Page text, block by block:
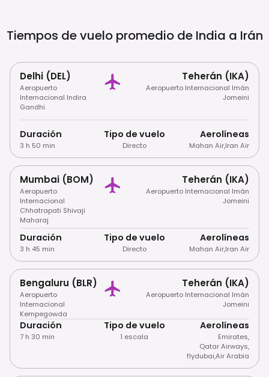
Hombres) Y La Prohibición Del Alcohol. Las
No Son Aceptadas; El Efectivo (USD/EUR) Es
Esencial.
Tiempos de vuelo promedio de India a Irán
Delhi (DEL)
Aeropuerto
Internacional Indira
Gandhi
Teherán (IKA)
Aeropuerto Internacional Imán
Jomeini
Duración
3 h 50 min
Tipo de vuelo
Directo
Aerolíneas
Mahan Air,Iran Air
Mumbai (BOM)
Aeropuerto
Internacional
Chhatrapati Shivaji
Maharaj
Teherán (IKA)
Aeropuerto Internacional Imán
Jomeini
Duración
3 h 45 min
Tipo de vuelo
Directo
Aerolíneas
Mahan Air,Iran Air
Bengaluru (BLR)
Aeropuerto
Internacional
Kempegowda
Teherán (IKA)
Aeropuerto Internacional Imán
Jomeini
Duración
7 h 30 min
Tipo de vuelo
1 escala
Aerolíneas
Emirates,
Qatar Airways,
flydubai,Air Arabia